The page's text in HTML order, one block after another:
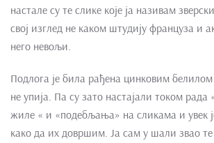
настале су те слике које ја називам
свој изглед не каком штудију француза и
него невољи.
Подлога је била рађена цинковим
не упија. Па су зато настајали током
жиле « и «подебљања» на сликама и увек
како да их довршим. Ја сам у шали звао